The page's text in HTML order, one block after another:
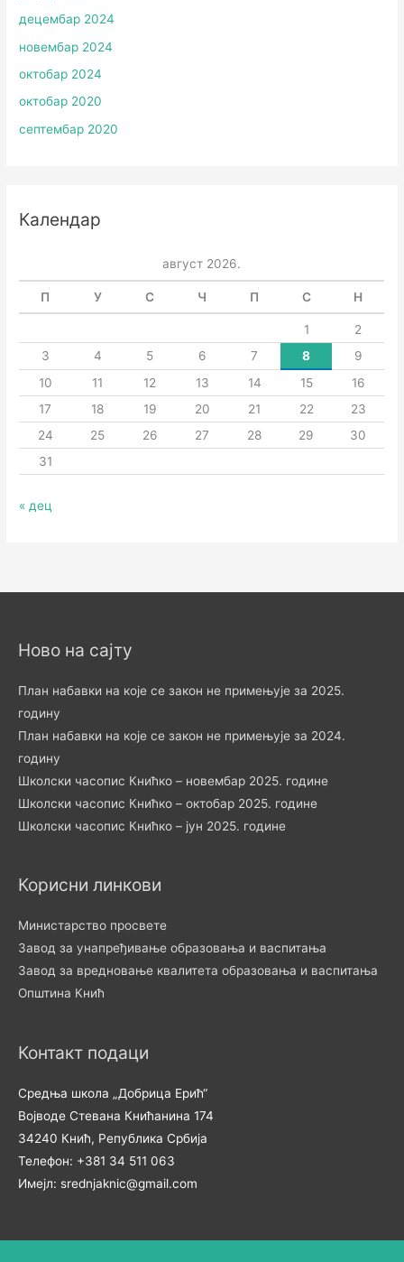
децембар 2024
новембар 2024
октобар 2024
октобар 2020
септембар 2020
Календар
август 2026.
П У С Ч П С Н
1
2
3
4 5 6 7 8
9
10
11 12 13 14 15
16
17
18 19 20 21 22
23
24
25 26 27 28 29
30
31
« дец
Ново на сајту
План набавки на које се закон не примењује за 2025.
годину
План набавки на које се закон не примењује за 2024.
годину
Школски часопис Книћко – новембар 2025. године
Школски часопис Книћко – октобар 2025. године
Школски часопис Книћко – јун 2025. године
Корисни линкови
Министарство просвете
Завод за унапређивање образовања и васпитања
Завод за вредновање квалитета образовања и васпитања
Општина Кнић
Контакт подаци
Средња школа „Добрица Ерић“
Војводе Стевана Книћанина 174
34240 Кнић, Република Србија
Телефон: +381 34 511 063
Имејл: srednjaknic@gmail.com